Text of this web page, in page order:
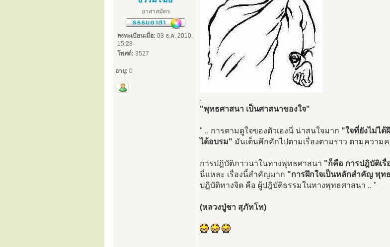
อาสาสมัคร
ลงทะเบียนเมื่อ: 03 ธ.ค. 2010,
15:28
โพสต์: 3527
อายุ: 0
.
"พุทธศาสนา เป็นศาสนาของใจ"
" .. การตามดูใจของตัวเองนี่ น่าสนใจมาก "ใจที่ยังไม่ได้
ได้อบรม" มันเต็นคึกคักไปตามเรื่องตามราว ตามความค
การปฎิบัติภาวนาในทางพุทธศาสนา "ก็คือ การปฎิบัติเรื่
นี่แหละ เรื่องนี้สำคัญมาก "การฝึกใจเป็นหลักสำคัญ พุท
ปฎิบัติทางจิต คือ ผู้ปฎิบัติธรรมในทางพุทธศาสนา .. "
(หลวงปู่ชา สุภัทโท)